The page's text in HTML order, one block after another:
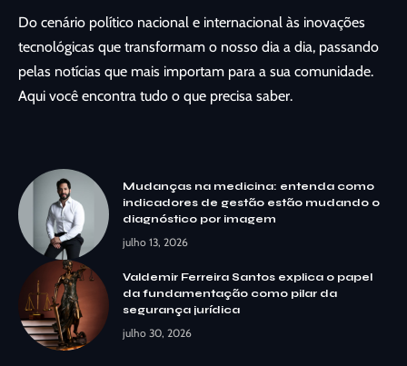
Do cenário político nacional e internacional às inovações
tecnológicas que transformam o nosso dia a dia, passando
pelas notícias que mais importam para a sua comunidade.
Aqui você encontra tudo o que precisa saber.
Mudanças na medicina: entenda como
indicadores de gestão estão mudando o
diagnóstico por imagem
julho 13, 2026
Valdemir Ferreira Santos explica o papel
da fundamentação como pilar da
segurança jurídica
julho 30, 2026